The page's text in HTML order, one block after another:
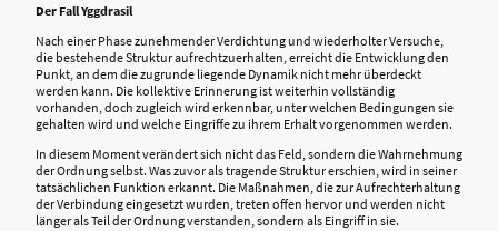
Der Fall Yggdrasil
Nach einer Phase zunehmender Verdichtung und wiederholter Versuche,
die bestehende Struktur aufrechtzuerhalten, erreicht die Entwicklung den
Punkt, an dem die zugrunde liegende Dynamik nicht mehr überdeckt
werden kann. Die kollektive Erinnerung ist weiterhin vollständig
vorhanden, doch zugleich wird erkennbar, unter welchen Bedingungen sie
gehalten wird und welche Eingriffe zu ihrem Erhalt vorgenommen werden.
In diesem Moment verändert sich nicht das Feld, sondern die Wahrnehmung
der Ordnung selbst. Was zuvor als tragende Struktur erschien, wird in seiner
tatsächlichen Funktion erkannt. Die Maßnahmen, die zur Aufrechterhaltung
der Verbindung eingesetzt wurden, treten offen hervor und werden nicht
länger als Teil der Ordnung verstanden, sondern als Eingriff in sie.